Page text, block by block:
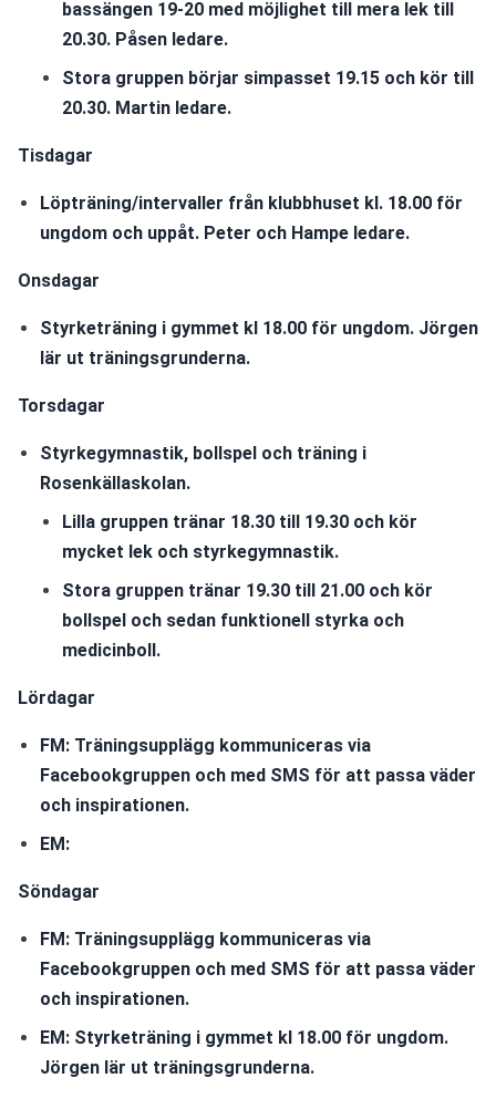
bassängen 19-20 med möjlighet till mera lek till
20.30. Påsen ledare.
Stora gruppen börjar simpasset 19.15 och kör till
20.30. Martin ledare.
Tisdagar
Löpträning/intervaller från klubbhuset kl. 18.00 för
ungdom och uppåt. Peter och Hampe ledare.
Onsdagar
Styrketräning i gymmet kl 18.00 för ungdom. Jörgen
lär ut träningsgrunderna.
Torsdagar
Styrkegymnastik, bollspel och träning i
Rosenkällaskolan.
Lilla gruppen tränar 18.30 till 19.30 och kör
mycket lek och styrkegymnastik.
Stora gruppen tränar 19.30 till 21.00 och kör
bollspel och sedan funktionell styrka och
medicinboll.
Lördagar
FM: Träningsupplägg kommuniceras via
Facebookgruppen och med SMS för att passa väder
och inspirationen.
EM:
Söndagar
FM: Träningsupplägg kommuniceras via
Facebookgruppen och med SMS för att passa väder
och inspirationen.
EM: Styrketräning i gymmet kl 18.00 för ungdom.
Jörgen lär ut träningsgrunderna.